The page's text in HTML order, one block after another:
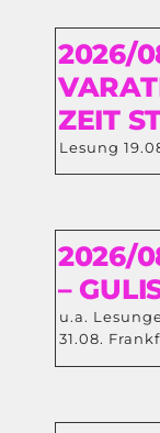
2026/
ZEIT
Lesung
2026/
–
u.a.
31.08.